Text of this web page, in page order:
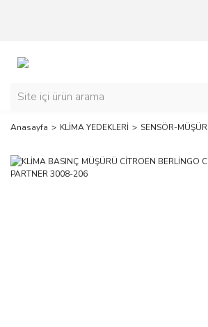
Anasayfa KLİMA YEDEKLERİ SENSÖR-MÜŞÜR